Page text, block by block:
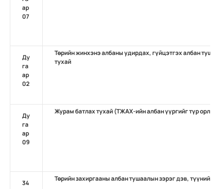
ар
07
Ду
га
ар
02
Төрийн жинхэнэ албаны удирдах, гүйцэтгэх албан
тухай
Ду
га
ар
09
Журам батлах тухай (ТЖАХ-ийн албан үүргийг түр
34
Төрийн захиргааны албан тушаалын зэрэг дэв, түүний